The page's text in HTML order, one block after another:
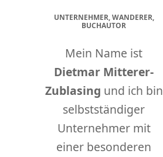
UNTERNEHMER, WANDERER,
BUCHAUTOR
Mein Name ist
Dietmar Mitterer-
Zublasing und ich bin
selbstständiger
Unternehmer mit
einer besonderen